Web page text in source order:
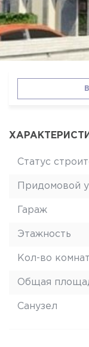
Статус
Придомовой
Гараж
Этажность
Кол-во комнат
Общая
Санузел